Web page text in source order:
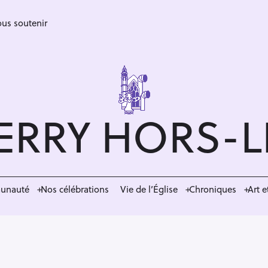
soutenir
HORS-
Nos célébrations Vie de l’Église Chroniques Art